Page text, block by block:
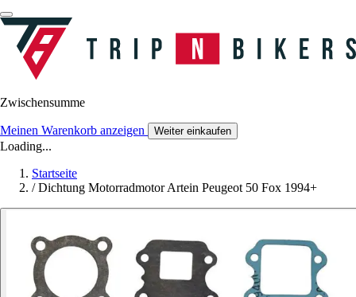
Zwischensumme
Meinen Warenkorb anzeigen Weiter einkaufen
Loading...
Startseite
/ Dichtung Motorradmotor Artein Peugeot 50 Fox 1994+